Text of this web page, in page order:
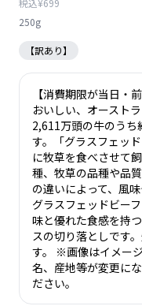
税込¥699
250g
【訳あり】
【消費期限が当日・
おいしい、オースト
2,611万頭の牛のうち
す。「グラスフェッ
に牧草を食べさせて
種、牧草の品種や品
の違いによって、風
グラスフェッドビー
味と優れた食感を持
スの切り落としです
す。 ※画像はイメー
名、産地等が変更に
ださい。